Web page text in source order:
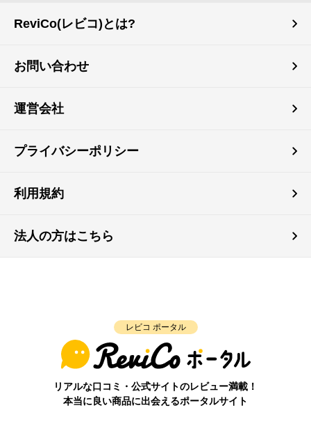
ReviCo(レビコ)とは?
お問い合わせ
運営会社
プライバシーポリシー
利用規約
法人の方はこちら
レビコ ポータル
リアルな口コミ・公式サイトのレビュー満載！
本当に良い商品に出会えるポータルサイト